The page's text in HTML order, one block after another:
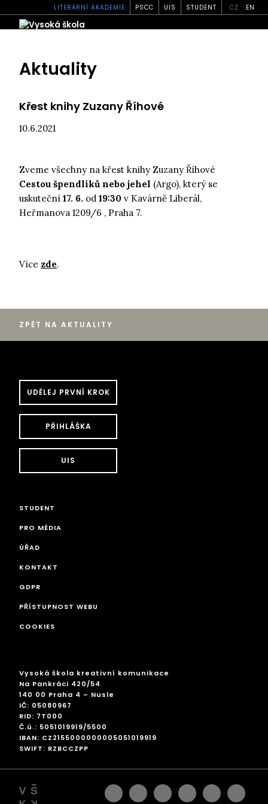
LITERÁRNÍ AKADEMIE PSCC UIS STUDENT CZ EN
Aktuality
Křest knihy Zuzany Říhové
10.6.2021
Zveme všechny na křest knihy Zuzany Říhové
Cestou špendlíků nebo jehel (Argo), který se
uskuteční 17. 6. od 19:30 v Kavárně Liberál,
Heřmanova 1209/6 , Praha 7.
Více zde.
ZPĚT NA AKTUALITY
UDĚLEJ PRVNÍ KROK
PŘIHLÁŠKA
UIS
STUDENT
PRO MÉDIA
ÚŘAD
KONTAKT
GDPR
PŘÍSTUPNOST WEBU
COOKIES
Vysoká škola kreativní komunikace
Na Pankráci 420/54
140 00 Praha 4 – Nusle
IČ: 05080967
RID: 7T000
Č.ú.: 5051019919/5500
IBAN: CZ2155000000005051019919
SWIFT: RZBCCZPP
facebookinstagram
linkedingoogleplus
pinterest
twitter